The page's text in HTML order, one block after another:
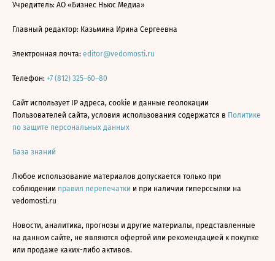
Учредитель: АО «Бизнес Ньюс Медиа»
Главный редактор: Казьмина Ирина Сергеевна
Электронная почта: editor@vedomosti.ru
Телефон: +7 (812) 325–60–80
Сайт использует IP адреса, cookie и данные геолокации
Пользователей сайта, условия использования содержатся в Политике
по защите персональных данных
База знаний
Любое использование материалов допускается только при
соблюдении правил перепечатки и при наличии гиперссылки на
vedomosti.ru
Новости, аналитика, прогнозы и другие материалы, представленные
на данном сайте, не являются офертой или рекомендацией к покупке
или продаже каких-либо активов.